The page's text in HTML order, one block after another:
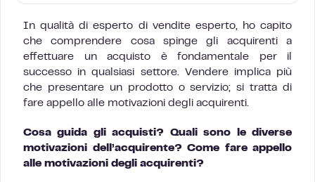
In qualità di esperto di vendite esperto, ho capito
che comprendere cosa spinge gli acquirenti a
effettuare un acquisto è fondamentale per il
successo in qualsiasi settore. Vendere implica più
che presentare un prodotto o servizio; si tratta di
fare appello alle motivazioni degli acquirenti.
Cosa guida gli acquisti? Quali sono le diverse
motivazioni dell’acquirente? Come fare appello
alle motivazioni degli acquirenti?